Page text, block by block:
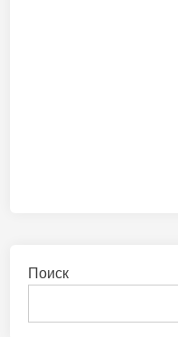
Поиск